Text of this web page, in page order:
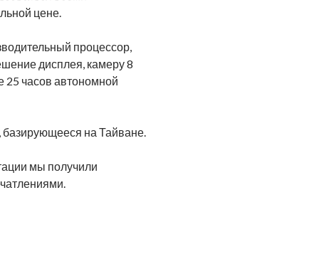
цене.
процессор,
дисплея, камеру 8
25 часов автономной
на Тайване.
мы получили